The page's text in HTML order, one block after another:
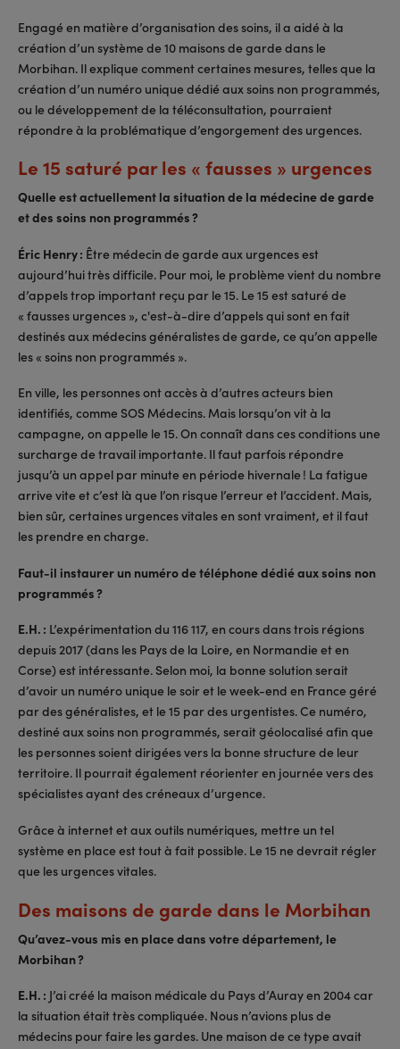
Engagé en matière d’organisation des soins, il a aidé à la
création d’un système de 10 maisons de garde dans le
Morbihan. Il explique comment certaines mesures, telles que la
création d’un numéro unique dédié aux soins non programmés,
ou le développement de la téléconsultation, pourraient
répondre à la problématique d’engorgement des urgences.
Le 15 saturé par les « fausses » urgences
Quelle est actuellement la situation de la médecine de garde
et des soins non programmés ?
Éric Henry : Être médecin de garde aux urgences est
aujourd’hui très difficile. Pour moi, le problème vient du nombre
d’appels trop important reçu par le 15. Le 15 est saturé de
« fausses urgences », c'est-à-dire d’appels qui sont en fait
destinés aux médecins généralistes de garde, ce qu’on appelle
les « soins non programmés ».
En ville, les personnes ont accès à d’autres acteurs bien
identifiés, comme SOS Médecins. Mais lorsqu’on vit à la
campagne, on appelle le 15. On connaît dans ces conditions une
surcharge de travail importante. Il faut parfois répondre
jusqu’à un appel par minute en période hivernale ! La fatigue
arrive vite et c’est là que l’on risque l’erreur et l’accident. Mais,
bien sûr, certaines urgences vitales en sont vraiment, et il faut
les prendre en charge.
Faut-il instaurer un numéro de téléphone dédié aux soins non
programmés ?
E.H. : L’expérimentation du 116 117, en cours dans trois régions
depuis 2017 (dans les Pays de la Loire, en Normandie et en
Corse) est intéressante. Selon moi, la bonne solution serait
d’avoir un numéro unique le soir et le week-end en France géré
par des généralistes, et le 15 par des urgentistes. Ce numéro,
destiné aux soins non programmés, serait géolocalisé afin que
les personnes soient dirigées vers la bonne structure de leur
territoire. Il pourrait également réorienter en journée vers des
spécialistes ayant des créneaux d’urgence.
Grâce à internet et aux outils numériques, mettre un tel
système en place est tout à fait possible. Le 15 ne devrait régler
que les urgences vitales.
Des maisons de garde dans le Morbihan
Qu’avez-vous mis en place dans votre département, le
Morbihan ?
E.H. : J’ai créé la maison médicale du Pays d’Auray en 2004 car
la situation était très compliquée. Nous n’avions plus de
médecins pour faire les gardes. Une maison de ce type avait